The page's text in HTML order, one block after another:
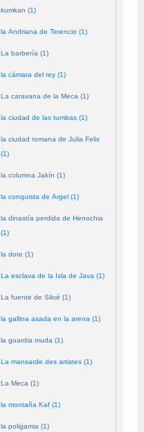
kumkan (1)
la Andriana de Terencio (1)
La barbería (1)
la cámara del rey (1)
La caravana de la Meca (1)
la ciudad de las tumbas (1)
la ciudad romana de Julia Felix
(1)
la columna Jakín (1)
la conquista de Argel (1)
la dinastía perdida de Henochia
(1)
la dote (1)
La esclava de la Isla de Java (1)
La fuente de Siloé (1)
la gallina asada en la arena (1)
la guardia muda (1)
La mansarde des artistes (1)
La Meca (1)
la montaña Kaf (1)
la poligamia (1)